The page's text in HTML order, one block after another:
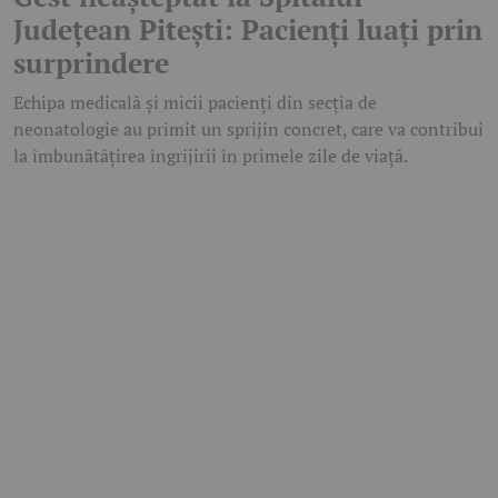
Județean Pitești: Pacienți luați prin
surprindere
Echipa medicală și micii pacienți din secția de
neonatologie au primit un sprijin concret, care va contribui
la îmbunătățirea îngrijirii în primele zile de viață.